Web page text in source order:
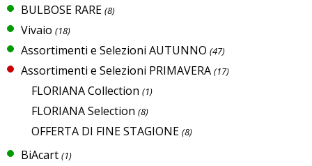
BULBOSE RARE (8)
Vivaio (18)
Assortimenti e Selezioni AUTUNNO (47)
Assortimenti e Selezioni PRIMAVERA (17)
FLORIANA Collection (1)
FLORIANA Selection (8)
OFFERTA DI FINE STAGIONE (8)
BiAcart (1)